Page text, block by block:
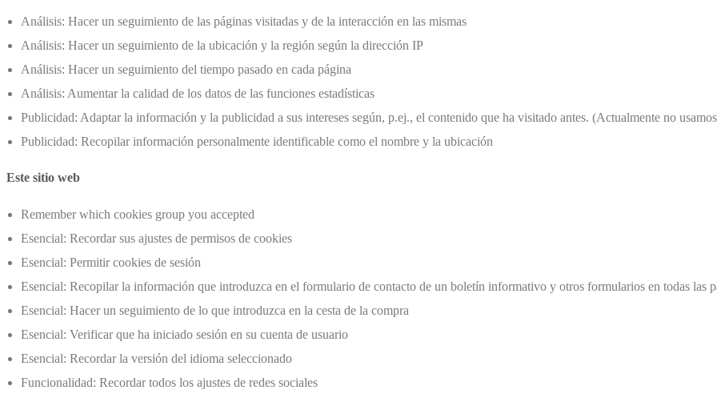
Análisis: Hacer un seguimiento de las páginas visitadas y de la interacción en las mismas
Análisis: Hacer un seguimiento de la ubicación y la región según la dirección IP
Análisis: Hacer un seguimiento del tiempo pasado en cada página
Análisis: Aumentar la calidad de los datos de las funciones estadísticas
Publicidad: Adaptar la información y la publicidad a sus intereses según, p.ej., el contenido que ha visitado antes. (Actualmente no
Publicidad: Recopilar información personalmente identificable como el nombre y la ubicación
Este sitio web
Remember which cookies group you accepted
Esencial: Recordar sus ajustes de permisos de cookies
Esencial: Permitir cookies de sesión
Esencial: Recopilar la información que introduzca en el formulario de contacto de un boletín informativo y otros formularios en todas las
Esencial: Hacer un seguimiento de lo que introduzca en la cesta de la compra
Esencial: Verificar que ha iniciado sesión en su cuenta de usuario
Esencial: Recordar la versión del idioma seleccionado
Funcionalidad: Recordar todos los ajustes de redes sociales